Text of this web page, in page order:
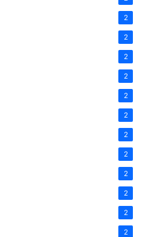
2
2
2
2
2
2
2
2
2
2
2
2